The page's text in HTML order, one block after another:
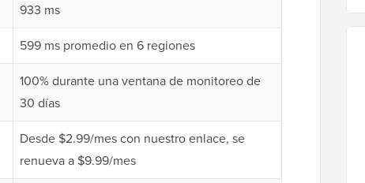
933 ms
599 ms promedio en 6 regiones
100% durante una ventana de monitoreo de
30 días
Desde $2.99/mes con nuestro enlace, se
renueva a $9.99/mes